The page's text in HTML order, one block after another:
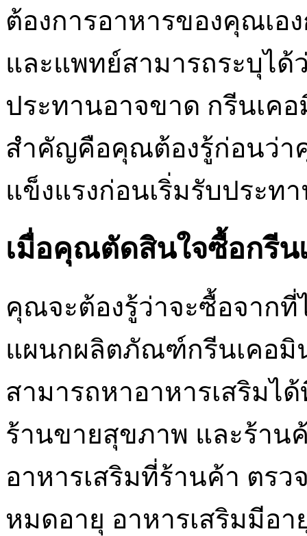
ต้องการอาหารของคุณเอ
และแพทย์สามารถระบุไ
ประทานอาจขาด กรีนเค
สำคัญคือคุณต้องรู้ก่อนว่า
แข็งแรงก่อนเริ่มรับประท
เมื่อคุณตัดสินใจซื้อกรีน
คุณจะต้องรู้ว่าจะซื้อจาก
แผนกผลิตภัณฑ์กรีนเคอ
สามารถหาอาหารเสริมไ
ร้านขายสุขภาพ และร้าน
อาหารเสริมที่ร้านค้า ตร
หมดอายุ อาหารเสริมมีอ